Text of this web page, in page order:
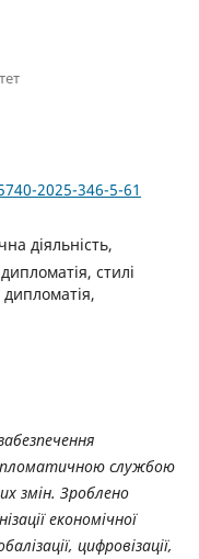
2025-346-5-61
діяльність,
стилі
дипломатія,
службою
змін. Зроблено
економічної
цифровізації,